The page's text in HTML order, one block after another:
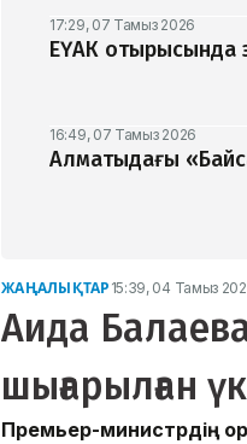
17:29, 07 Тамыз 2026
ЕҮАК отырысында
16:49, 07 Тамыз 2026
Алматыдағы
ЖАҢАЛЫҚТАР 15:39, 04 Тамыз
Аида
шығарылған
Премьер-министрдің